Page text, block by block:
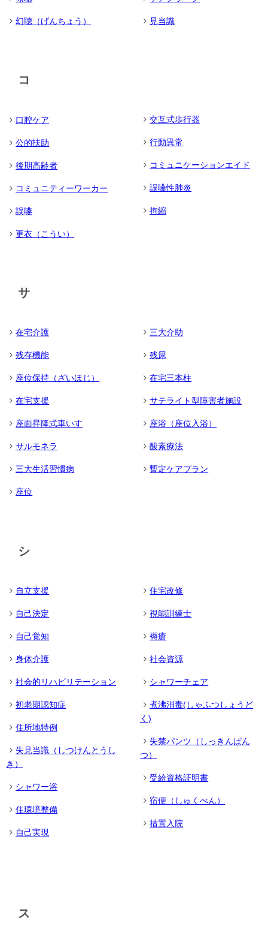
幻聴（げんちょう） 見当識
コ
口腔ケア
公的扶助
後期高齢者
コミュニティーワーカー
誤嚥
更衣（こうい）
交互式歩行器
行動異常
コミュニケーションエイド
誤嚥性肺炎
拘縮
サ
在宅介護
残存機能
座位保持（ざいほじ）
在宅支援
座面昇降式車いす
サルモネラ
三大生活習慣病
座位
三大介助
残尿
在宅三本柱
サテライト型障害者施設
座浴（座位入浴）
酸素療法
暫定ケアプラン
シ
自立支援
自己決定
自己覚知
身体介護
社会的リハビリテーション
初老期認知症
住所地特例
失見当識（しつけんとうし
き）
シャワー浴
住環境整備
自己実現
住宅改修
視能訓練士
褥瘡
社会資源
シャワーチェア
煮沸消毒(しゃふつしょうど
く)
失禁パンツ（しっきんぱん
つ）
受給資格証明書
宿便（しゅくべん）
措置入院
ス